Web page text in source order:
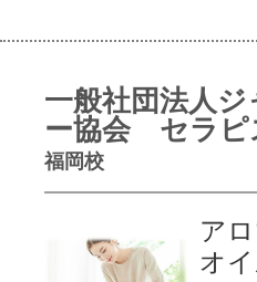
一般社団法人
ー協会 セラピ
福岡校
ア
オ